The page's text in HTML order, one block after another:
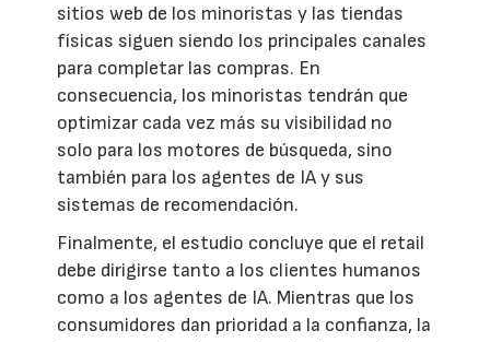
sitios web de los minoristas y las tiendas
físicas siguen siendo los principales canales
para completar las compras. En
consecuencia, los minoristas tendrán que
optimizar cada vez más su visibilidad no
solo para los motores de búsqueda, sino
también para los agentes de IA y sus
sistemas de recomendación.
Finalmente, el estudio concluye que el retail
debe dirigirse tanto a los clientes humanos
como a los agentes de IA. Mientras que los
consumidores dan prioridad a la confianza, la